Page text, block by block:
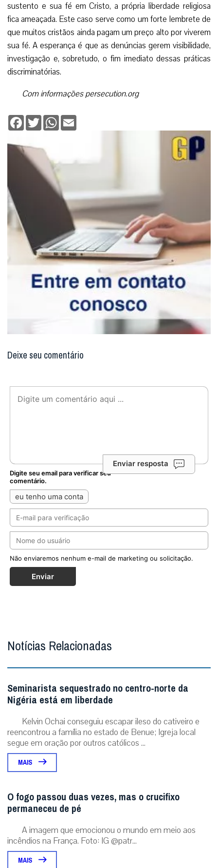
sustento e sua fé em Cristo, a própria liberdade religiosa
fica ameaçada. Este caso serve como um forte lembrete de
que muitos cristãos ainda pagam um preço alto por viverem
sua fé. A esperança é que as denúncias gerem visibilidade,
investigação e, sobretudo, o fim imediato dessas práticas
discriminatórias.
Com informações persecution.org
Facebook
TwitterWhatsApp
Deixe seu comentário
Enviar resposta
Digite seu email para verificar seu
comentário.
eu tenho uma conta
Não enviaremos nenhum e-mail de marketing ou solicitação.
Enviar
Notícias Relacionadas
Seminarista sequestrado no centro-norte da
Nigéria está em liberdade
Kelvin Ochai conseguiu escapar ileso do cativeiro e
reencontrou a família no estado de Benue; Igreja local
segue em oração por outros católicos ...
MAIS
O fogo passou duas vezes, mas o crucifixo
permaneceu de pé
A imagem que emocionou o mundo em meio aos
incêndios na França. Foto: IG @patr...
MAIS